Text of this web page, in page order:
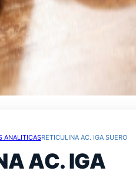
ANALITICASRETICULINA AC. IGA SUERO
AC. IGA